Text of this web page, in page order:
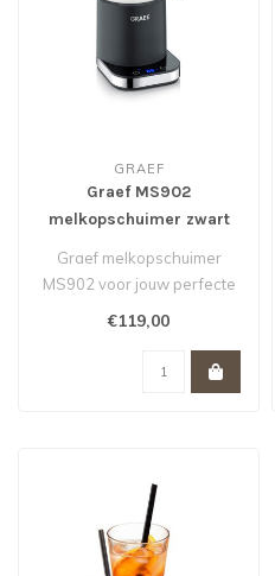
GRAEF
Graef MS902
melkopschuimer zwart
Graef melkopschuimer
MS902 voor jouw perfecte
€119,00